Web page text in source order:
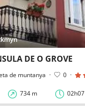
DE O GROVE
de muntanya · 0 ·
734 m 02h07